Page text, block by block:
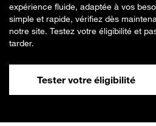
expérience fluide, adaptée à vos
simple et rapide, vérifiez dès
notre site. Testez votre éligibilité et
tarder.
Tester votre éligibilité